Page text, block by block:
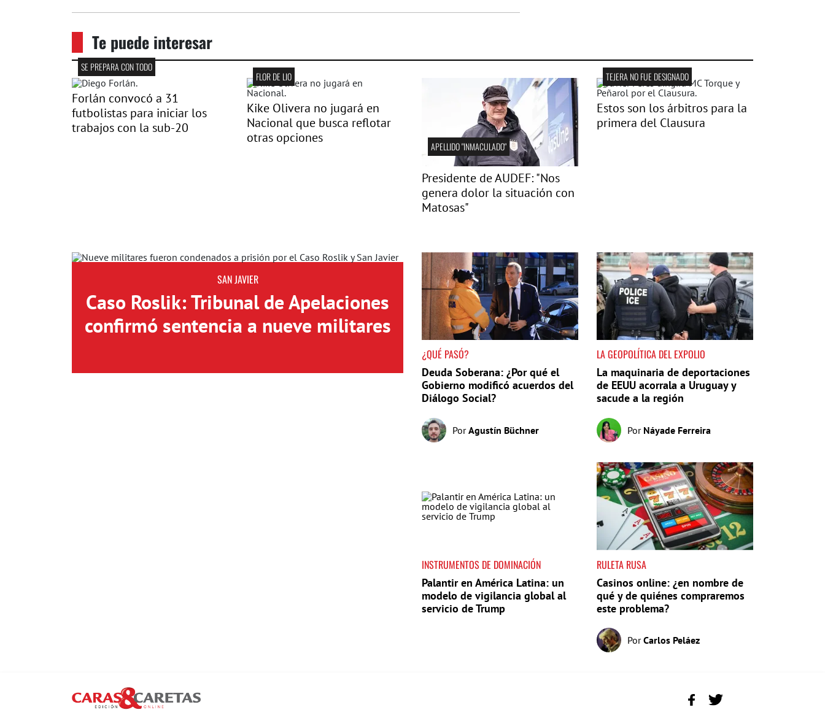
Te puede interesar
SE PREPARA CON TODO
Forlán convocó a 31
futbolistas para iniciar los
trabajos con la sub-20
FLOR DE LIO
Kike Olivera no jugará en
Nacional que busca reflotar
otras opciones
APELLIDO "INMACULADO"
Presidente de AUDEF: "Nos
genera dolor la situación con
Matosas"
TEJERA NO FUE DESIGNADO
Estos son los árbitros para la
primera del Clausura
SAN JAVIER
Caso Roslik: Tribunal de Apelaciones
confirmó sentencia a nueve militares
¿QUÉ PASÓ?
Deuda Soberana: ¿Por qué el
Gobierno modificó acuerdos del
Diálogo Social?
PorAgustín Büchner
LA GEOPOLÍTICA DEL EXPOLIO
La maquinaria de deportaciones
de EEUU acorrala a Uruguay y
sacude a la región
Por Náyade Ferreira
INSTRUMENTOS DE DOMINACIÓN
Palantir en América Latina: un
modelo de vigilancia global al
servicio de Trump
RULETA RUSA
Casinos online: ¿en nombre de
qué y de quiénes compraremos
este problema?
PorCarlos Peláez